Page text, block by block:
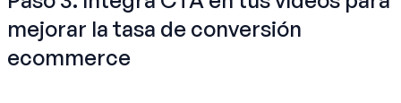
mejorar la tasa de conversión
ecommerce